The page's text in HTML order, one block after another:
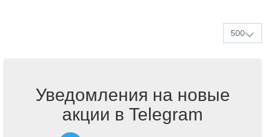
500
Уведомления на новые
акции в Telegram